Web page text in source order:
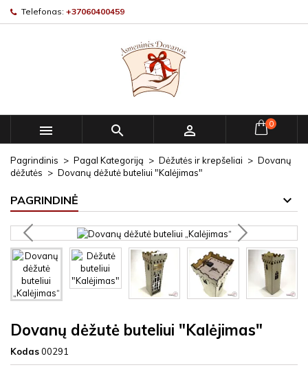
Telefonas: +37060400459
   0
Pagrindinis Pagal Kategoriją Dėžutės ir krepšeliai
Dovanų
dėžutės
Dovanų dėžutė buteliui "Kalėjimas"
PAGRINDINĖ
Dovanų dėžutė buteliui "Kalėjimas"
Kodas00291